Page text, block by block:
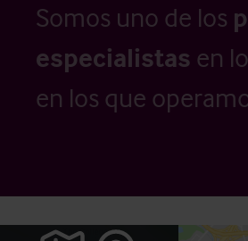
Somos uno de los
especialistas en
en los que